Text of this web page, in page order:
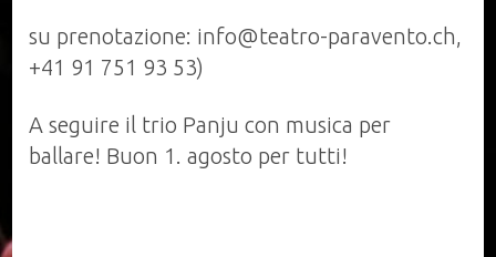
su prenotazione: info@teatro-paravento.ch,
+41 91 751 93 53)
A seguire il trio Panju con musica per
ballare! Buon 1. agosto per tutti!